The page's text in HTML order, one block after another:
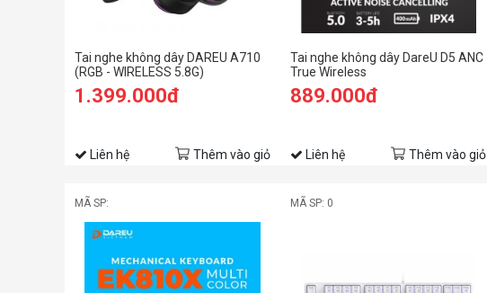
Tai nghe không dây DAREU A710
(RGB - WIRELESS 5.8G)
1.399.000đ
Liên hệ Thêm vào giỏ
Tai nghe không dây DareU D5 ANC
True Wireless
889.000đ
Liên hệ Thêm vào giỏ
MÃ SP: MÃ SP: 0